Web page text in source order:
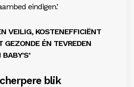
eindigen.’
VEILIG, KOSTENEFFICIËNT
GEZONDE ÉN TEVREDEN
BABY'S’
blik